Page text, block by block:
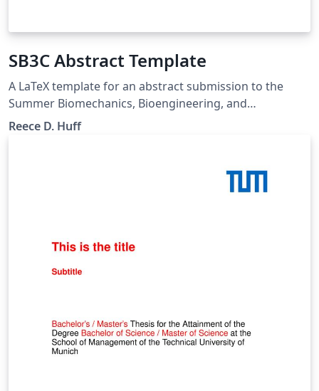
SB3C Abstract Template
A LaTeX template for an abstract submission to the
Summer Biomechanics, Bioengineering, and
Biotransport Conference. This template is adapted
https://ctan.org/pkg/asmeconf for details about the
Reece D. Huff